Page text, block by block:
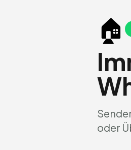
🏠
oder